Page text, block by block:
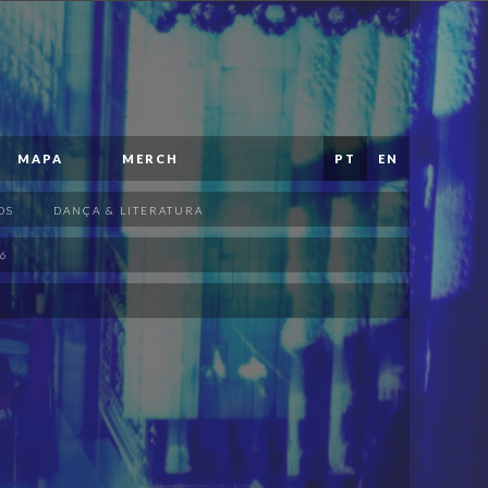
MAPA MERCH PT EN
DANÇA & LITERATURA